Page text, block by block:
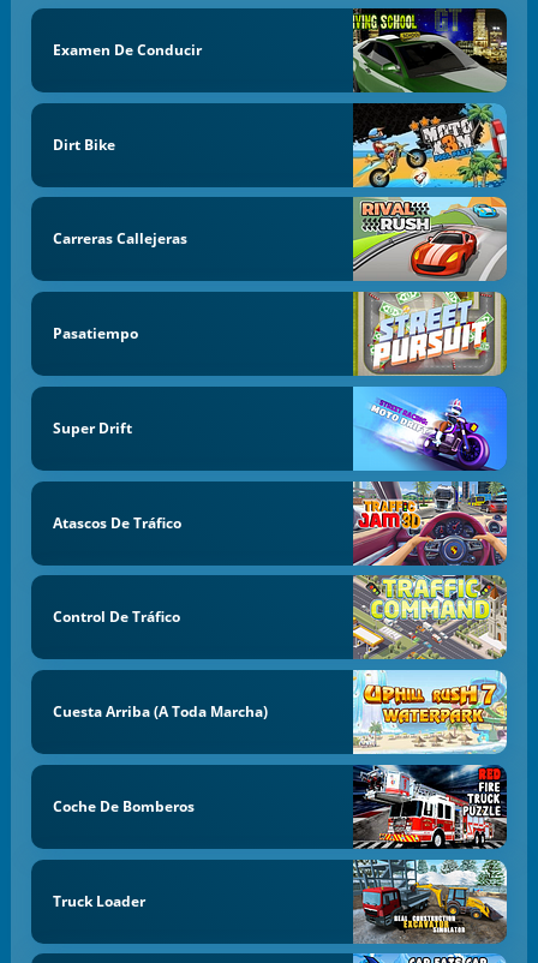
Examen De Conducir
Dirt Bike
Carreras Callejeras
Pasatiempo
Super Drift
Atascos De Tráfico
Control De Tráfico
Cuesta Arriba (a Toda Marcha)
Coche De Bomberos
Truck Loader